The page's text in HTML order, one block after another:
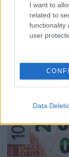
I want to
related to
functionality
user
Data
Ποιοί
07/08/2026 - 18:19